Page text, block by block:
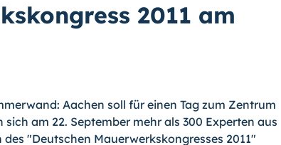
2011 am
Aachen soll für einen Tag zum Zentrum
am 22. September mehr als 300 Experten aus
"Deutschen Mauerwerkskongresses 2011"